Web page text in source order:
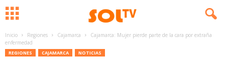
Inicio Regiones Cajamarca
Cajamarca: Mujer pierde parte de la cara por extraña
enfermedad
REGIONES CAJAMARCA NOTICIAS